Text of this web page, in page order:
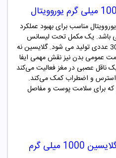
میلی گرم یوروویتال مناسب برای بهبود عملکرد
باشد. یک مکمل تحت لیسانس
گلایسین نه
عمومی بدن نیز نقش مهمی ایفا
ناقل عصبی در مغز فعالیت می‌کند
استرس و اضطراب کمک می‌کند.
که برای سلامت پوست و مفاصل
کپسول گلایسین 1000 میلی گرم